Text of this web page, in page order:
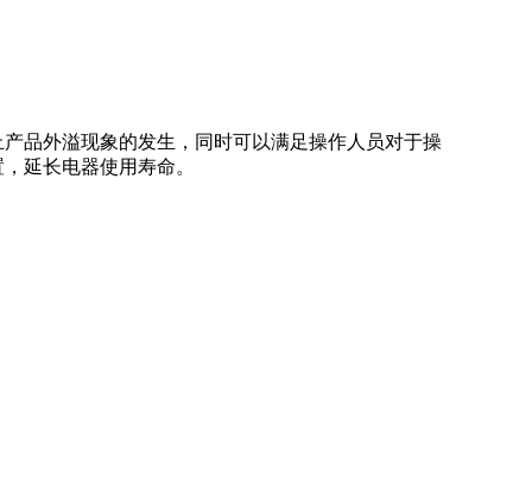
品外溢现象的发生，同时可以满足操作人员对于操
，延长电器使用寿命。